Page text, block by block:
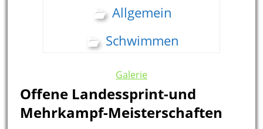
Allgemein
Schwimmen
Galerie
Offene Landessprint-­und
Mehrkampf-­Meisterschaften